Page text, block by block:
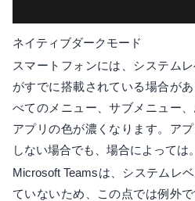
ネイティブダークモード
スマートフォンには、システム
がすでに搭載されている場合が
べてのメニュー、サブメニュー
アプリの色が濃くなります。ア
しない場合でも、場合によっては。
Microsoft Teamsは、システムレ
ていないため、この点では例外